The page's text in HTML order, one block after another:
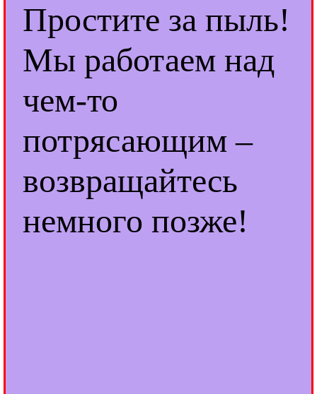
Простите за пыль!
Мы работаем над
чем-то
потрясающим –
возвращайтесь
немного позже!